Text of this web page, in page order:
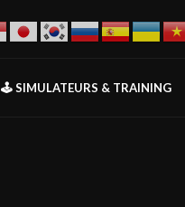
🕹️ SIMULATEURS & TRAINING